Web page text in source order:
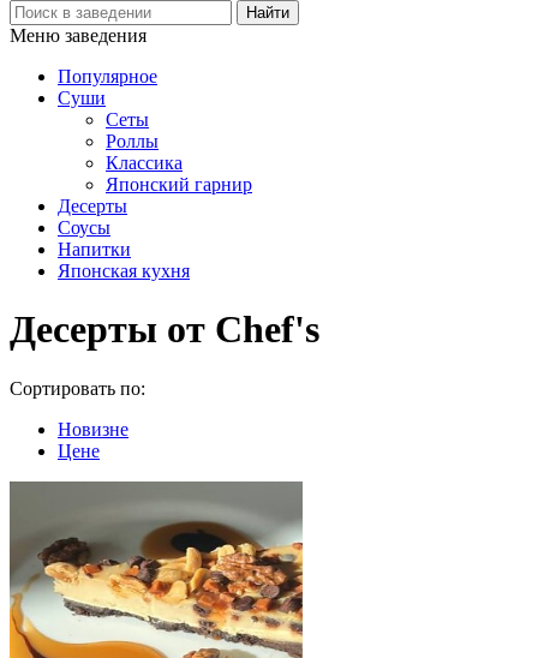
Меню заведения
Популярное
Суши
Сеты
Роллы
Классика
Японский гарнир
Десерты
Соусы
Напитки
Японская кухня
Десерты от Chef's
Сортировать по:
Новизне
Цене